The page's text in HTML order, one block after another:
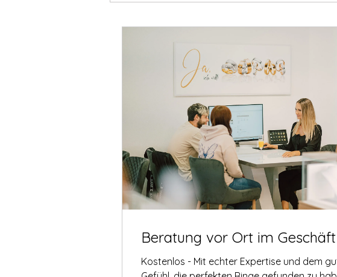
Beratung vor Ort im Geschäft
Kostenlos - Mit echter Expertise und dem